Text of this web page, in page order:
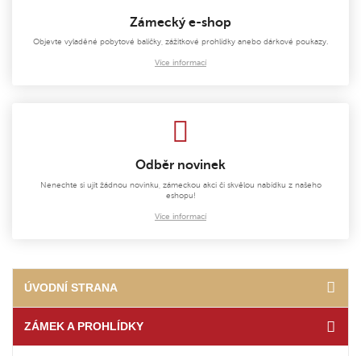
Zámecký e-shop
Objevte vyladěné pobytové balíčky, zážitkové prohlídky anebo dárkové poukazy.
Více informací
Odběr novinek
Nenechte si ujít žádnou novinku, zámeckou akci či skvělou nabídku z našeho
eshopu!
Více informací
ÚVODNÍ STRANA
ZÁMEK A PROHLÍDKY